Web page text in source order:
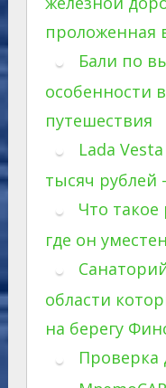
проложенная
Бали по
особенности
путешествия
Lada
тысяч
Что
где он уместен
области
на берегу
Проверка